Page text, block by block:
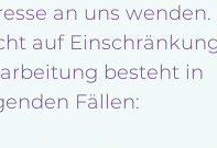
an uns wenden.
auf
besteht in
Fällen: